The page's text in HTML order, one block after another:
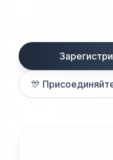
🎊